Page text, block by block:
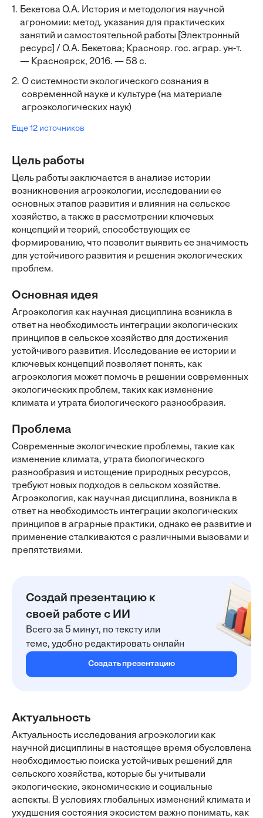
1. Бекетова О.А. История и методология научной
агрономии: метод. указания для практических
занятий и самостоятельной работы [Электронный
ресурс] / О.А. Бекетова; Краснояр. гос. аграр. ун-т.
— Красноярск, 2016. — 58 с.
2. О системности экологического сознания в
современной науке и культуре (на материале
агроэкологических наук)
Еще 12 источников
Цель работы
Цель работы заключается в анализе истории
возникновения агроэкологии, исследовании ее
основных этапов развития и влияния на сельское
хозяйство, а также в рассмотрении ключевых
концепций и теорий, способствующих ее
формированию, что позволит выявить ее значимость
для устойчивого развития и решения экологических
проблем.
Основная идея
Агроэкология как научная дисциплина возникла в
ответ на необходимость интеграции экологических
принципов в сельское хозяйство для достижения
устойчивого развития. Исследование ее истории и
ключевых концепций позволяет понять, как
агроэкология может помочь в решении современных
экологических проблем, таких как изменение
климата и утрата биологического разнообразия.
Проблема
Современные экологические проблемы, такие как
изменение климата, утрата биологического
разнообразия и истощение природных ресурсов,
требуют новых подходов в сельском хозяйстве.
Агроэкология, как научная дисциплина, возникла в
ответ на необходимость интеграции экологических
принципов в аграрные практики, однако ее развитие и
применение сталкиваются с различными вызовами и
препятствиями.
Создай презентацию к
своей работе с ИИ
Всего за 5 минут, по тексту или
теме, удобно редактировать онлайн
Создать презентацию
Актуальность
Актуальность исследования агроэкологии как
научной дисциплины в настоящее время обусловлена
необходимостью поиска устойчивых решений для
сельского хозяйства, которые бы учитывали
экологические, экономические и социальные
аспекты. В условиях глобальных изменений климата и
ухудшения состояния экосистем важно понимать, как